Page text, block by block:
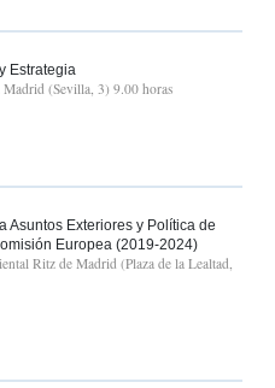
Estrategia
(Sevilla, 3) 9.00 horas
Asuntos Exteriores y Política de
Europea (2019-2024)
Ritz de Madrid (Plaza de la Lealtad,